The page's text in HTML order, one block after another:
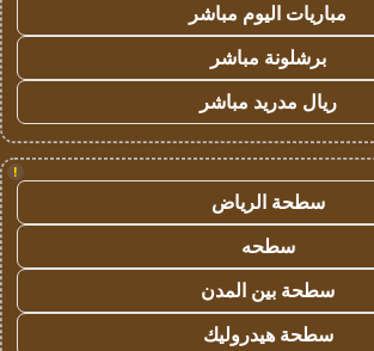
مباريات اليوم مباشر
برشلونة مباشر
ريال مدريد مباشر
!
سطحة الرياض
سطحه
سطحة بين المدن
سطحة هيدروليك